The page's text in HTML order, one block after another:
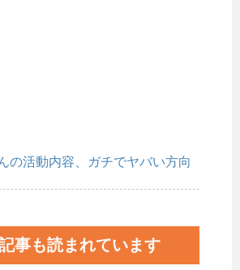
の活動内容、ガチでヤバい方向
事も読まれています